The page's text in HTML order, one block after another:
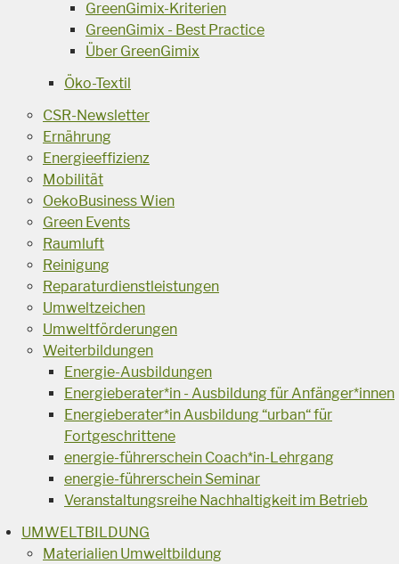
GreenGimix-Kriterien
GreenGimix - Best Practice
Über GreenGimix
Öko-Textil
CSR-Newsletter
Ernährung
Energieeffizienz
Mobilität
OekoBusiness Wien
Green Events
Raumluft
Reinigung
Reparaturdienstleistungen
Umweltzeichen
Umweltförderungen
Weiterbildungen
Energie-Ausbildungen
Energieberater*in - Ausbildung für Anfänger*innen
Energieberater*in Ausbildung “urban“ für
Fortgeschrittene
energie-führerschein Coach*in-Lehrgang
energie-führerschein Seminar
Veranstaltungsreihe Nachhaltigkeit im Betrieb
UMWELTBILDUNG
Materialien Umweltbildung